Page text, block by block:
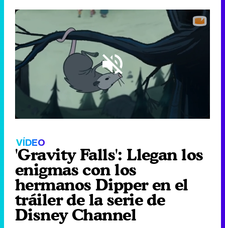
Unmute /
Loaded
46.65%
VÍDEO
'Gravity Falls': Llegan los
enigmas con los
hermanos Dipper en el
tráiler de la serie de
Disney Channel